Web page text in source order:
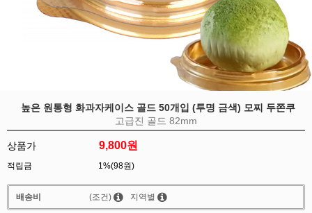
높은 원통형 화과자케이스 골드 50개입 (투명 금색) 모찌 두쫀쿠
고급진 골드 82mm
상품가 9,800원
적립금 1%(98원)
배송비 (조건) 지역별